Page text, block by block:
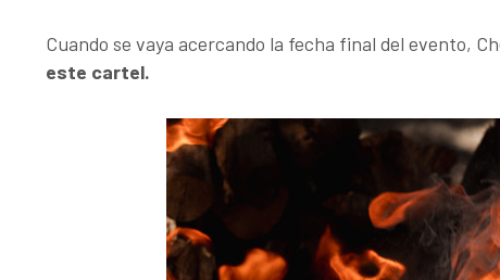
Cuando se vaya acercando la fecha final del evento,
este cartel.